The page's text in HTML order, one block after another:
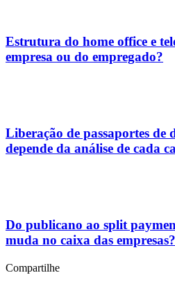
Estrutura do home office e
empresa ou do empregado?
Liberação de passaportes de
depende da análise de cada
Do publicano ao split
muda no caixa das empresas?
Compartilhe